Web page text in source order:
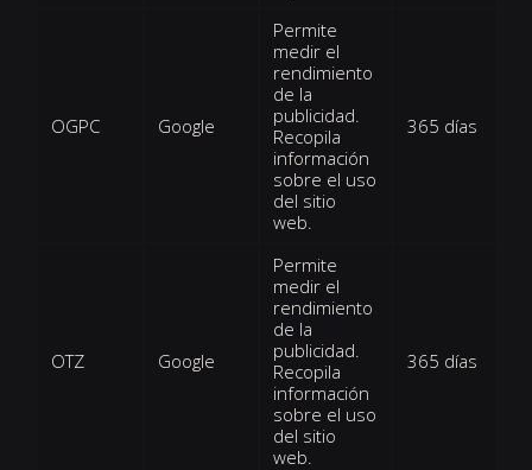
OGPC Google
Permite
medir el
rendimiento
de la
publicidad.
Recopila
información
sobre el uso
del sitio
web.
365 días
OTZ Google
Permite
medir el
rendimiento
de la
publicidad.
Recopila
información
sobre el uso
del sitio
web.
365 días